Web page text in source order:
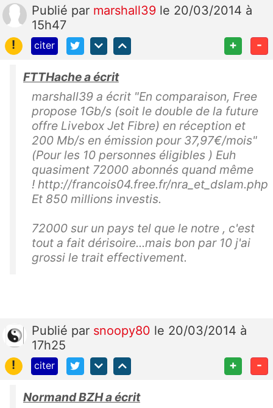
Publié par marshall39 le 20/03/2014 à
15h47
!
citer + -
FTTHache a écrit
marshall39 a écrit "En comparaison, Free
propose 1Gb/s (soit le double de la future
offre Livebox Jet Fibre) en réception et
200 Mb/s en émission pour 37,97€/mois"
(Pour les 10 personnes éligibles ) Euh
quasiment 72000 abonnés quand même
! http://francois04.free.fr/nra_et_dslam.php
Et 850 millions investis.
72000 sur un pays tel que le notre , c'est
tout a fait dérisoire...mais bon par 10 j'ai
grossi le trait effectivement.
Publié par snoopy80 le 20/03/2014 à
17h25
!
citer + -
Normand BZH a écrit